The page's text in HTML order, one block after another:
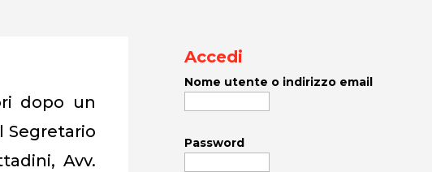
dopo un
Segretario
Avv.
Accedi
Nome utente o indirizzo email
Password